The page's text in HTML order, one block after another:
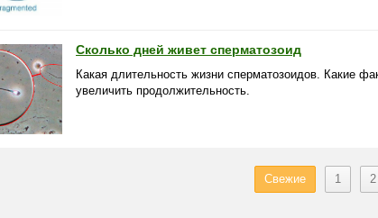
Сколько дней живет сперматозоид
Какая длительность жизни сперматозоидов. Какие
увеличить продолжительность.
Свежие 1 2